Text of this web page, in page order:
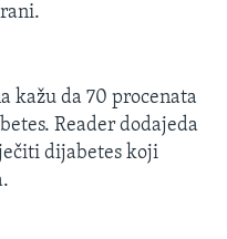
kažu da 70 procenata
Reader dodajeda
dijabetes koji